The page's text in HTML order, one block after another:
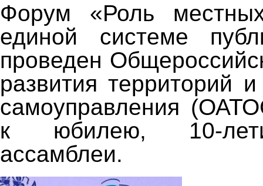
Форум «Роль
единой системе
проведен
развития территорий
самоуправления
к юбилею, 10-
ассамблеи.